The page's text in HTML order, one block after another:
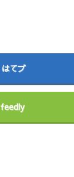
はてブ
feedly